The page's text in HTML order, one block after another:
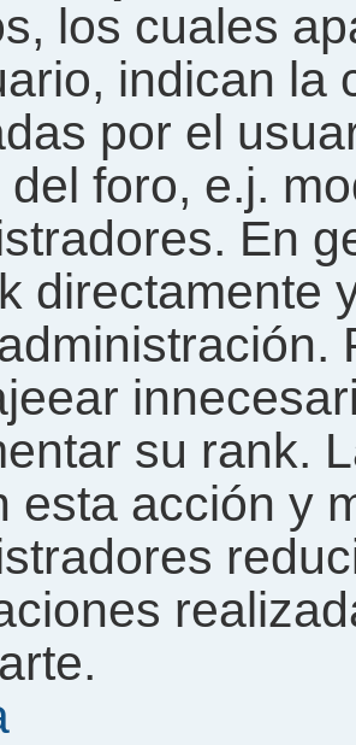
los cuales
indican la
por el
del foro, e.j.
En
directamente
su rank.
esta acción y